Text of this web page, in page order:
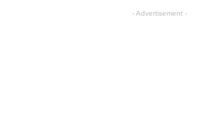
- Advertisement -